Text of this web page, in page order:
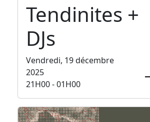
Tendinites +
DJs
Vendredi, 19 décembre
2025
21H00 - 01H00